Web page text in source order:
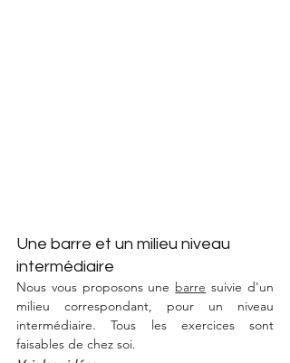
Une barre et un milieu niveau
intermédiaire
Nous vous proposons une barre suivie d'un
milieu correspondant, pour un niveau
intermédiaire. Tous les exercices sont
faisables de chez soi.